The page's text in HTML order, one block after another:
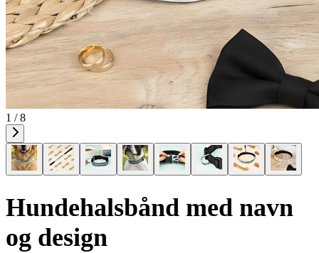
1 / 8
Hundehalsbånd med navn
og design